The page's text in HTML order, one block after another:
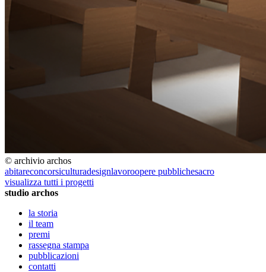
© archivio archos
abitareconcorsiculturadesignlavoroopere pubblichesacro
visualizza tutti i progetti
studio archos
la storia
il team
premi
rassegna stampa
pubblicazioni
contatti